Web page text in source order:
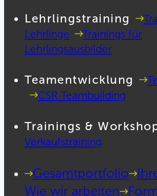
Lehrlingstraining
Lehrlinge
Trainings für
Lehrlingsausbilder
Teamentwicklung
CSR Teambuilding
Trainings &
Verkaufstraining
Gesamtportfolio
Wie wir arbeiten